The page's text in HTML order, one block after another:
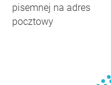
pisemnej na adres
pocztowy